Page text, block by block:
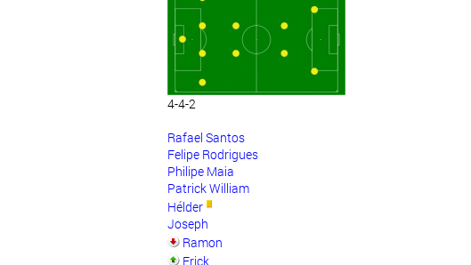
4-4-2
Rafael Santos
Felipe Rodrigues
Philipe Maia
Patrick William
Hélder
Joseph
Ramon
Erick